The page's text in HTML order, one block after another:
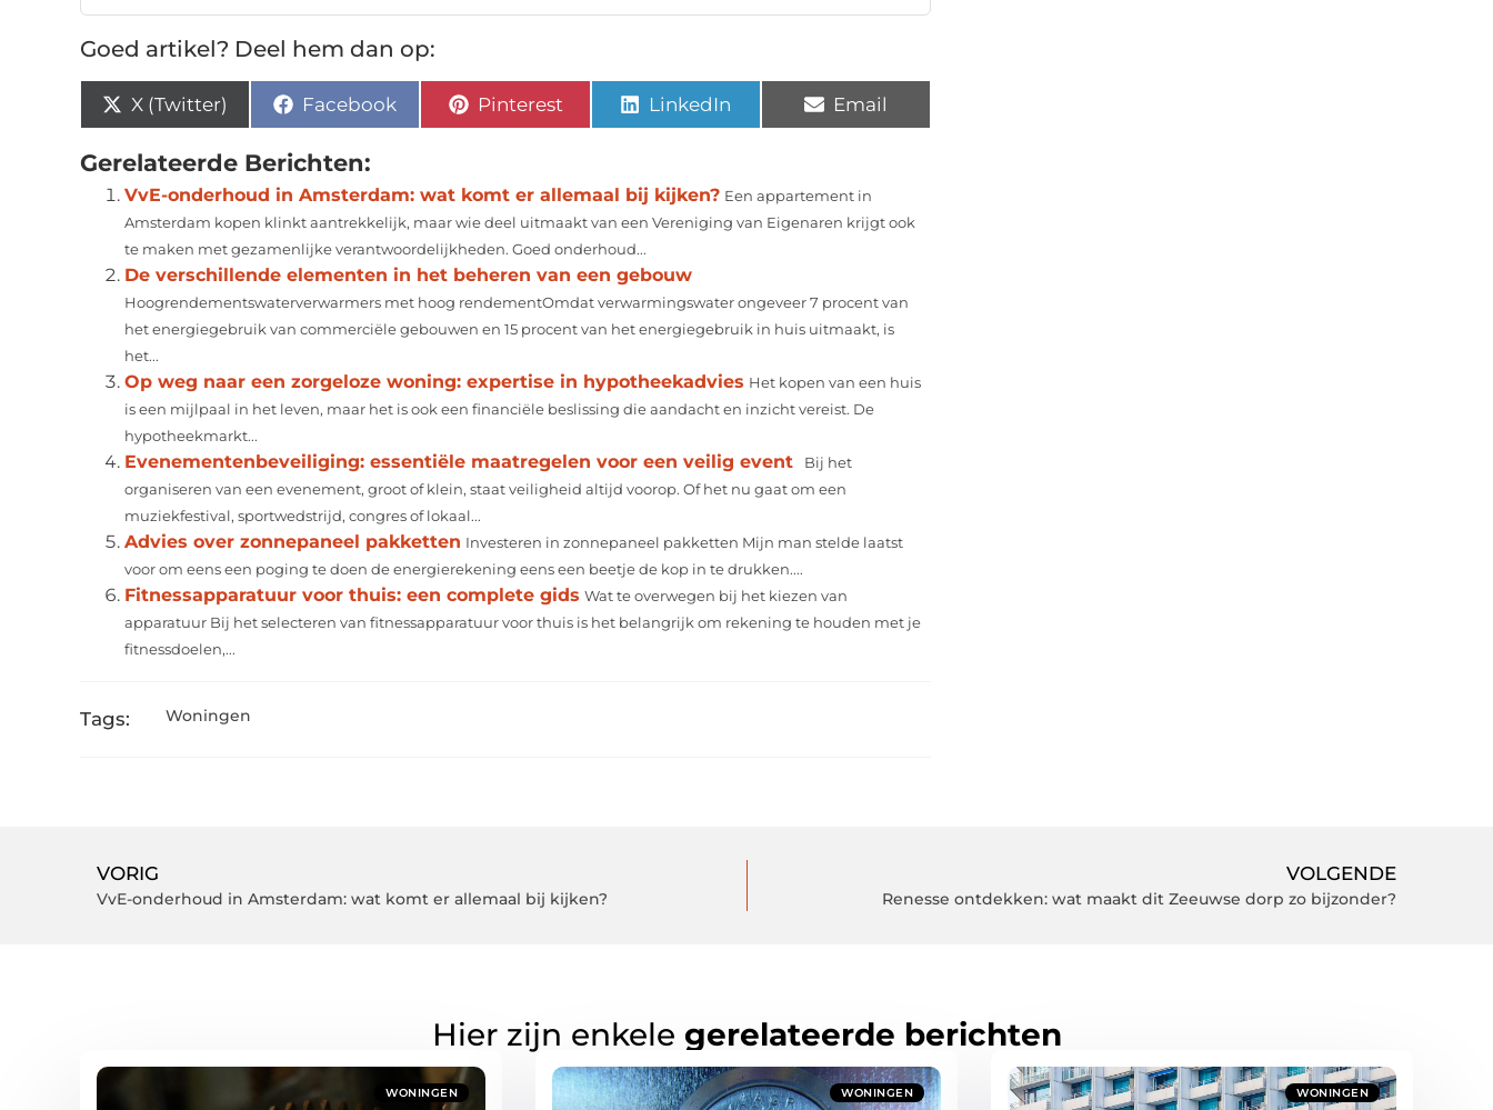
Goed artikel? Deel hem dan op:
X (Twitter) Facebook Pinterest LinkedIn Email
Gerelateerde Berichten:
VvE-onderhoud in Amsterdam: wat komt er allemaal bij kijken? Een appartement in
Amsterdam kopen klinkt aantrekkelijk, maar wie deel uitmaakt van een Vereniging van Eigenaren krijgt ook
te maken met gezamenlijke verantwoordelijkheden. Goed onderhoud...
De verschillende elementen in het beheren van een gebouw
Hoogrendementswaterverwarmers met hoog rendementOmdat verwarmingswater ongeveer 7 procent van
het energiegebruik van commerciële gebouwen en 15 procent van het energiegebruik in huis uitmaakt, is
het...
Op weg naar een zorgeloze woning: expertise in hypotheekadvies Het kopen van een huis
is een mijlpaal in het leven, maar het is ook een financiële beslissing die aandacht en inzicht vereist. De
hypotheekmarkt...
Evenementenbeveiliging: essentiële maatregelen voor een veilig event
Bij het
organiseren van een evenement, groot of klein, staat veiligheid altijd voorop. Of het nu gaat om een
muziekfestival, sportwedstrijd, congres of lokaal...
Advies over zonnepaneel pakketten Investeren in zonnepaneel pakketten Mijn man stelde laatst
voor om eens een poging te doen de energierekening eens een beetje de kop in te drukken....
Fitnessapparatuur voor thuis: een complete gids Wat te overwegen bij het kiezen van
apparatuur Bij het selecteren van fitnessapparatuur voor thuis is het belangrijk om rekening te houden met je
fitnessdoelen,...
Tags: Woningen
VORIG
VvE-onderhoud in Amsterdam: wat komt er allemaal bij kijken?
VOLGENDE
Renesse ontdekken: wat maakt dit Zeeuwse dorp zo bijzonder?
Hier zijn enkele gerelateerde berichten
WONINGEN WONINGEN WONINGEN